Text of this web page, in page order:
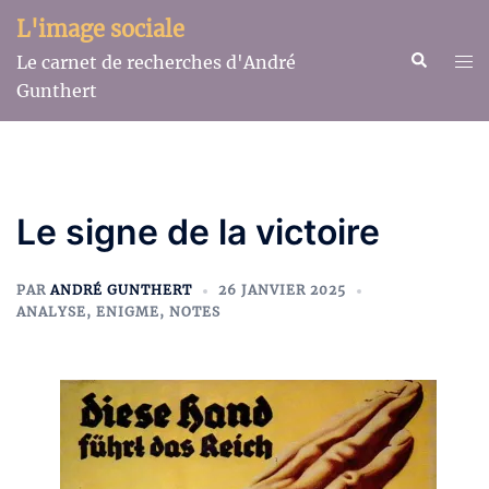
Aller
au
contenu
L'image sociale
Le carnet de recherches d'André
Gunthert
Le signe de la victoire
PARANDRÉ GUNTHERT
26 JANVIER 2025
ANALYSE, ENIGME, NOTES